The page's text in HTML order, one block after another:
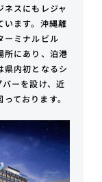
ネスにもレジャ
います。沖縄離
ーミナルビル
所にあり、泊港
県内初となるシ
ーを設け、近
ております。